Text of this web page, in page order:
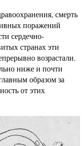
смерть
поражений
сердечно-
странах эти
возрастали.
ниже и почти
образом за
от этих